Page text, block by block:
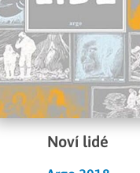
Noví lidé